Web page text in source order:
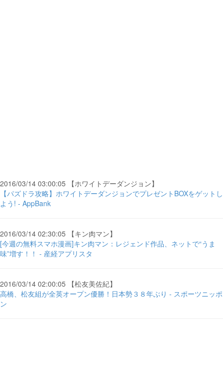
2016/03/14 03:00:05 【ホワイトデーダンジョン】
【パズドラ攻略】ホワイトデーダンジョンでプレゼントBOXをゲットし
よう! - AppBank
2016/03/14 02:30:05 【キン肉マン】
[今週の無料スマホ漫画]キン肉マン：レジェンド作品、ネットで“うま
味”増す！！ - 産経アプリスタ
2016/03/14 02:00:05 【松友美佐紀】
高橋、松友組が全英オープン優勝！日本勢３８年ぶり - スポーツニッポ
ン